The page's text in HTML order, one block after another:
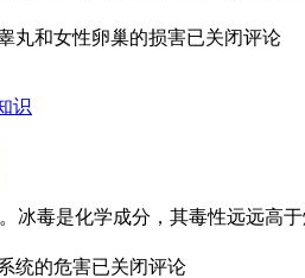
丸和女性卵巢的损害已关闭评论
识
冰毒是化学成分，其毒性远远高
统的危害已关闭评论